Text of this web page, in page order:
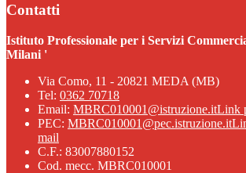
Contatti
Istituto Professionale per i Servizi
Milani '
Via Como, 11 - 20821 MEDA (MB)
Tel: 0362 70718
Email: MBRC010001@istruzione.itLink
PEC: MBRC010001@pec.istruzione.it
mail
C.F.: 83007880152
Cod. mecc. MBRC010001